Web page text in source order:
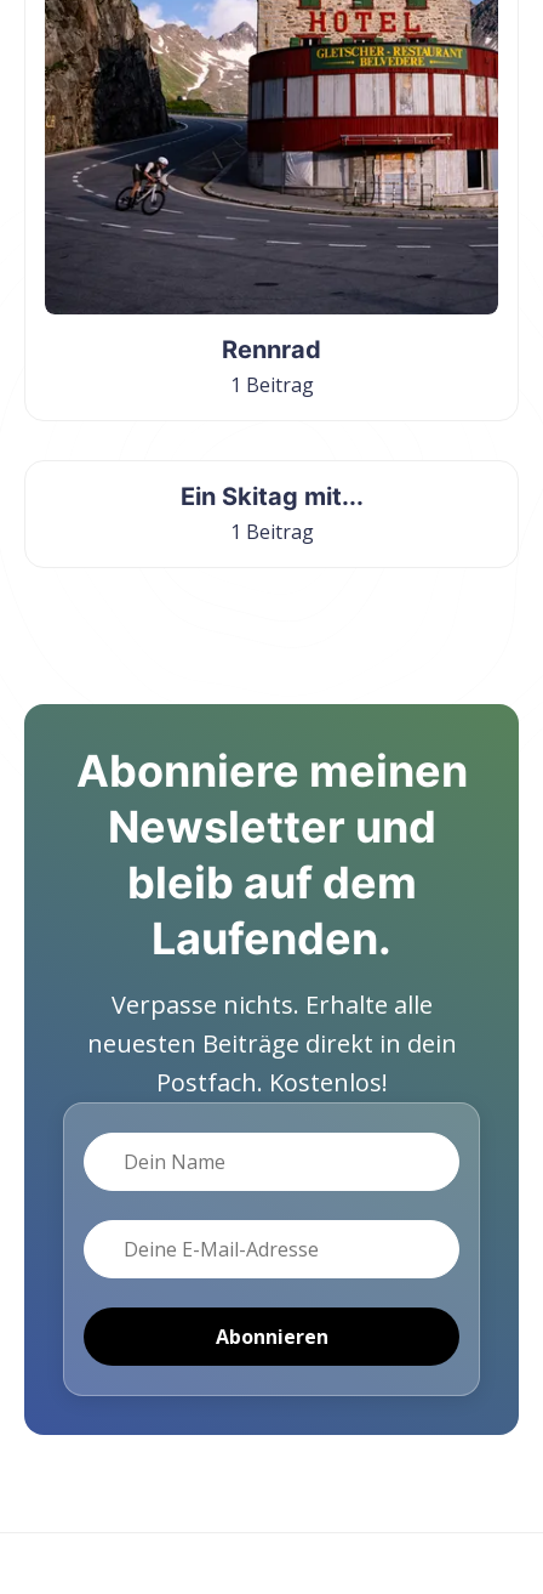
Rennrad
1 Beitrag
Ein Skitag mit...
1 Beitrag
Abonniere meinen
Newsletter und
bleib auf dem
Laufenden.
Verpasse nichts. Erhalte alle
neuesten Beiträge direkt in dein
Postfach. Kostenlos!
Name
E-Mail
Abonnieren